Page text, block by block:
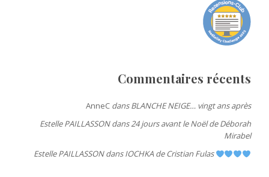
Commentaires récents
AnneC dansBLANCHE NEIGE… vingt ans après
Estelle PAILLASSONdans24 jours avant le Noël de Déborah
Mirabel
Estelle PAILLASSONdansIOCHKA de Cristian Fulas